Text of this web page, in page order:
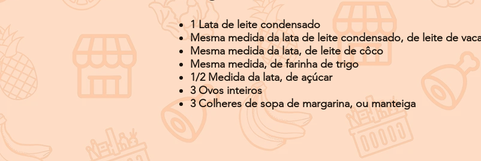
1 Lata de leite condensado
Mesma medida da lata de leite condensado, de leite de
Mesma medida da lata, de leite de côco
Mesma medida, de farinha de trigo
1/2 Medida da lata, de açúcar
3 Ovos inteiros
3 Colheres de sopa de margarina, ou manteiga